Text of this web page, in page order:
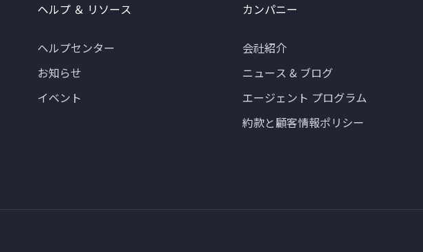
ヘルプ ＆ リソース
ヘルプセンター
お知らせ
イベント
カンパニー
会社紹介
ニュース & ブログ
エージェント プログラム
約款と顧客情報ポリシー